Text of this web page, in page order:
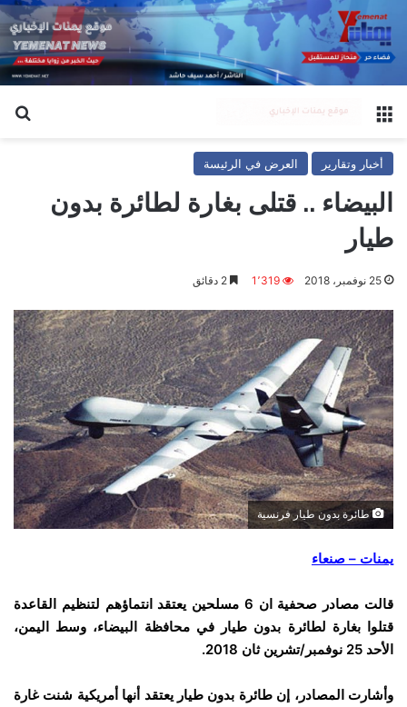
القائمة
أخبار وتقارير العرض في الرئيسة
البيضاء .. قتلى بغارة لطائرة بدون
طيار
25 نوفمبر، 2018 1٬319
طائرة بدون طيار فرنسية
يمنات – صنعاء
قالت مصادر صحفية ان 6 مسلحين يعتقد انتماؤهم لتنظيم القاعدة
قتلوا بغارة لطائرة بدون طيار في محافظة البيضاء، وسط اليمن،
الأحد 25 نوفمبر/تشرين ثان 2018.
وأشارت المصادر، إن طائرة بدون طيار يعتقد أنها أمريكية شنت غارة